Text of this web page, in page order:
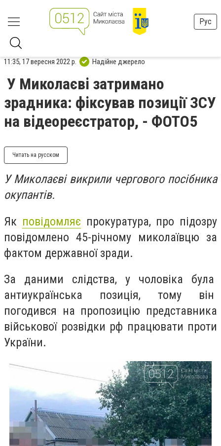
Рус
11:35, 17 вересня 2022 р. Надійне джерело
У Миколаєві затримано
зрадника: фіксував позиції ЗСУ
на відеореєстратор, - ФОТО5
Читать на русском
У Миколаєві викрили чергового посібника
окупантів.
Як повідомляє прокуратура, про підозру
повідомлено 45-річному миколаївцю за
фактом державної зради.
За даними слідства, у чоловіка була
антиукраїнська позиція, тому він
погодився на пропозицію представника
військової розвідки рф працювати проти
України.